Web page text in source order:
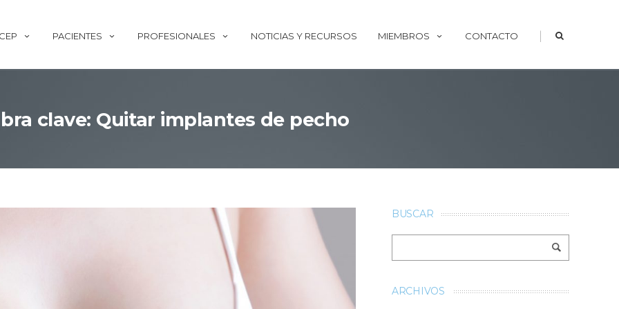
PACIENTES PROFESIONALES NOTICIAS Y RECURSOS MIEMBROS CONTACTO |
clave: Quitar implantes de pecho
BUSCAR
ARCHIVOS